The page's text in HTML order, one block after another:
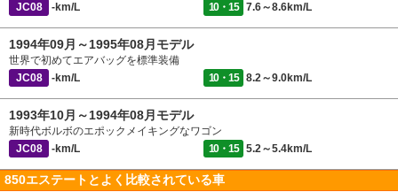
JC08
-km/L 10・15 7.6～8.6km/L
1994年09月～1995年08月モデル
世界で初めてエアバッグを標準装備
JC08
-km/L 10・15 8.2～9.0km/L
1993年10月～1994年08月モデル
新時代ボルボのエポックメイキングなワゴン
JC08
-km/L 10・15 5.2～5.4km/L
850エステートとよく比較されている車